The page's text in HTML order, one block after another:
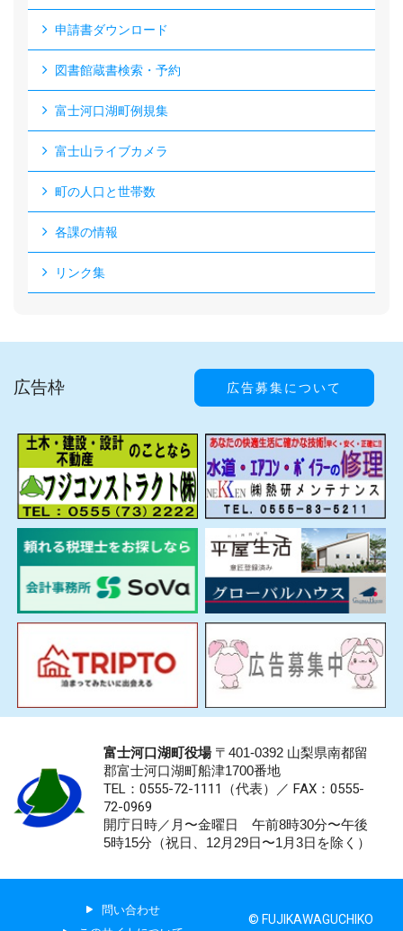
申請書ダウンロード
図書館蔵書検索・予約
富士河口湖町例規集
富士山ライブカメラ
町の人口と世帯数
各課の情報
リンク集
広告枠 広告募集について
富士河口湖町役場〒401-0392 山梨県南都留
郡富士河口湖町船津1700番地
TEL：0555-72-1111 （代表）／ FAX：0555-
72-0969
開庁日時／月〜金曜日 午前8時30分〜午後
5時15分（祝日、12月29日〜1月3日を除く）
問い合わせ
© FUJIKAWAGUCHIKO